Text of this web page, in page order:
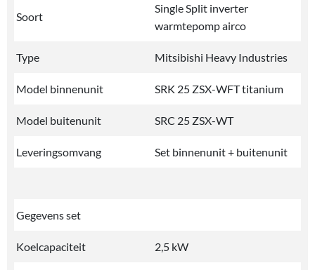
Soort
Single Split inverter
warmtepomp airco
Type Mitsibishi Heavy Industries
Model binnenunit SRK 25 ZSX-WFT titanium
Model buitenunit SRC 25 ZSX-WT
Leveringsomvang Set binnenunit + buitenunit
Gegevens set
Koelcapaciteit 2,5 kW